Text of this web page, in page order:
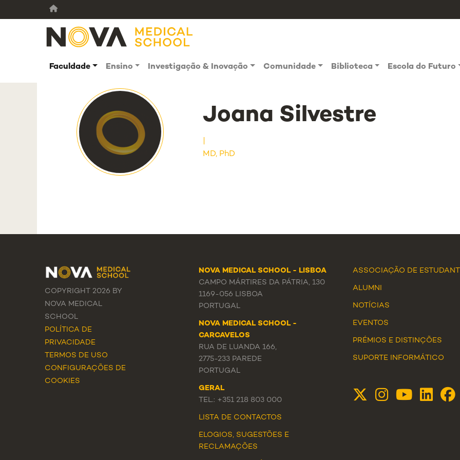
Faculdade Ensino Investigação & Inovação Comunidade Biblioteca Escola do Futuro
Joana Silvestre
MD, PhD
COPYRIGHT 2026 BY
NOVA MEDICAL
SCHOOL
POLÍTICA DE
PRIVACIDADE
TERMOS DE USO
CONFIGURAÇÕES DE
COOKIES
NOVA MEDICAL SCHOOL - LISBOA
CAMPO MÁRTIRES DA PÁTRIA, 130
1169-056 LISBOA
PORTUGAL
NOVA MEDICAL SCHOOL -
CARCAVELOS
RUA DE LUANDA 166,
2775-233 PAREDE
PORTUGAL
GERAL
TEL.: +351 218 803 000
LISTA DE CONTACTOS
ELOGIOS, SUGESTÕES E
RECLAMAÇÕES
ASSOCIAÇÃO DE
ALUMNI
NOTÍCIAS
EVENTOS
PRÉMIOS E DISTINÇÕES
SUPORTE INFORMÁTICO